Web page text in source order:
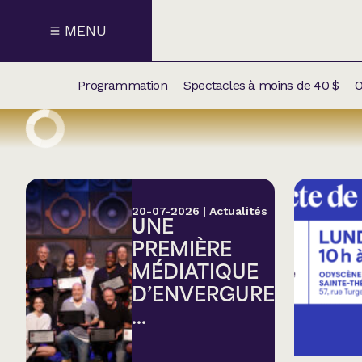
MENU
NOS
Humour
Programmation Spectacles à moins de 40 $
20-07-2026 | Actualités
UNE
PREMIÈRE
MÉDIATIQUE
D’ENVERGURE
...